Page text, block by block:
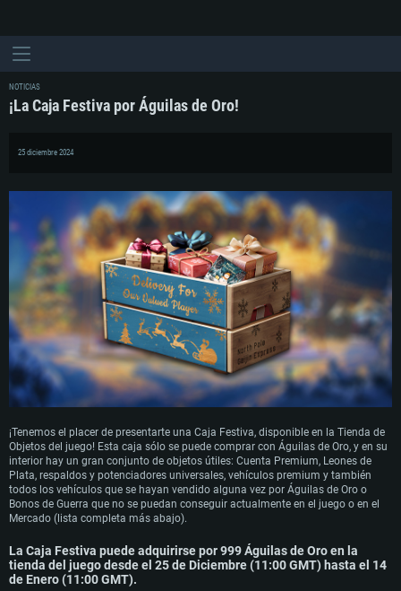
NOTICIAS
¡La Caja Festiva por Águilas de Oro!
25 diciembre 2024
¡Tenemos el placer de presentarte una Caja Festiva, disponible en la Tienda de
Objetos del juego! Esta caja sólo se puede comprar con Águilas de Oro, y en su
interior hay un gran conjunto de objetos útiles: Cuenta Premium, Leones de
Plata, respaldos y potenciadores universales, vehículos premium y también
todos los vehículos que se hayan vendido alguna vez por Águilas de Oro o
Bonos de Guerra que no se puedan conseguir actualmente en el juego o en el
Mercado (lista completa más abajo).
La Caja Festiva puede adquirirse por999 Águilas de Oroen la
tienda del juego desde el 25 de Diciembre (11:00 GMT) hasta el 14
de Enero (11:00 GMT).